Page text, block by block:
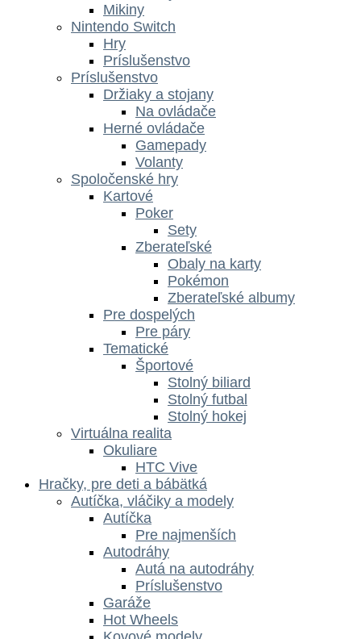
Mikiny
Nintendo Switch
Hry
Príslušenstvo
Príslušenstvo
Držiaky a stojany
Na ovládače
Herné ovládače
Gamepady
Volanty
Spoločenské hry
Kartové
Poker
Sety
Zberateľské
Obaly na karty
Pokémon
Zberateľské albumy
Pre dospelých
Pre páry
Tematické
Športové
Stolný biliard
Stolný futbal
Stolný hokej
Virtuálna realita
Okuliare
HTC Vive
Hračky, pre deti a bábätká
Autíčka, vláčiky a modely
Autíčka
Pre najmenších
Autodráhy
Autá na autodráhy
Príslušenstvo
Garáže
Hot Wheels